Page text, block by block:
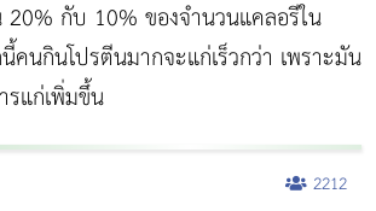
20% กับ 10% ของจำนวนแคลอรีใน
นกินโปรตีนมากจะแก่เร็วกว่า เพราะมัน
รแก่เพิ่มขึ้น
2212